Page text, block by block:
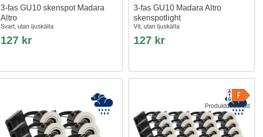
3-fas GU10 skenspot Madara
Altro
Svart, utan ljuskälla
127 kr
3-fas GU10 Madara Altro
skenspotlight
Vit, utan ljuskälla
127 kr
Produktdatablad